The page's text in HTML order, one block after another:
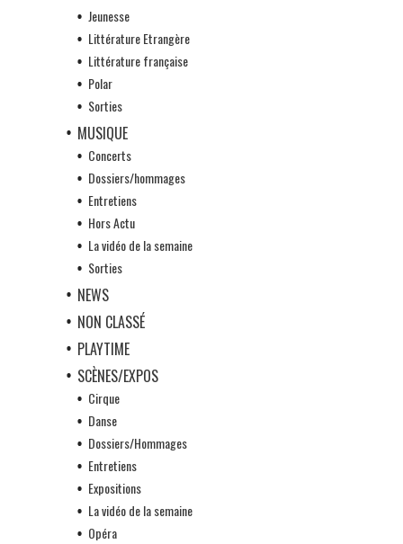
Jeunesse
Littérature Etrangère
Littérature française
Polar
Sorties
MUSIQUE
Concerts
Dossiers/hommages
Entretiens
Hors Actu
La vidéo de la semaine
Sorties
NEWS
NON CLASSÉ
PLAYTIME
SCÈNES/EXPOS
Cirque
Danse
Dossiers/Hommages
Entretiens
Expositions
La vidéo de la semaine
Opéra